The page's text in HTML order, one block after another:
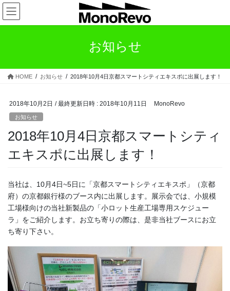
コ
ン
テ
ス
ナ
ビ
ゲ
ン
お知らせ
HOME お知らせ 2018年10月4日京都スマートシティエキスポに出展します！
2018年10月2日 / 最終更新日時 : 2018年10月11日 MonoRevo
お知らせ
2018年10月4日京都スマートシティ
エキスポに出展します！
当社は、10月4日~5日に「京都スマートシティエキスポ」（京都
府）の京都銀行様のブース内に出展します。展示会では、小規模
工場様向けの当社新製品の「小ロット生産工場専用スケジュー
ラ」をご紹介します。お立ち寄りの際は、是非当社ブースにお立
ち寄り下さい。